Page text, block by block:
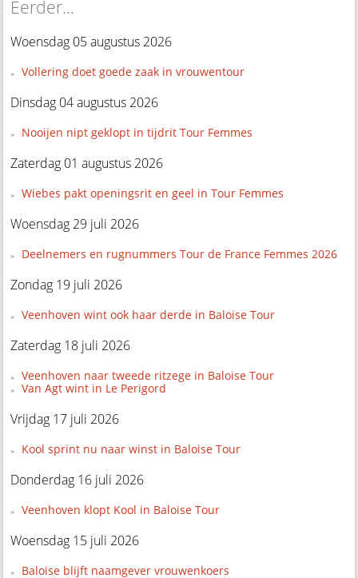
Eerder...
Woensdag 05 augustus 2026
Vollering doet goede zaak in vrouwentour
Dinsdag 04 augustus 2026
Nooijen nipt geklopt in tijdrit Tour Femmes
Zaterdag 01 augustus 2026
Wiebes pakt openingsrit en geel in Tour Femmes
Woensdag 29 juli 2026
Deelnemers en rugnummers Tour de France Femmes 2026
Zondag 19 juli 2026
Veenhoven wint ook haar derde in Baloise Tour
Zaterdag 18 juli 2026
Veenhoven naar tweede ritzege in Baloise Tour
Van Agt wint in Le Perigord
Vrijdag 17 juli 2026
Kool sprint nu naar winst in Baloise Tour
Donderdag 16 juli 2026
Veenhoven klopt Kool in Baloise Tour
Woensdag 15 juli 2026
Baloise blijft naamgever vrouwenkoers